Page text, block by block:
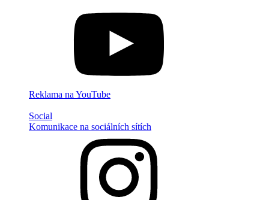
Reklama na YouTube
Social
Komunikace na sociálních sítích